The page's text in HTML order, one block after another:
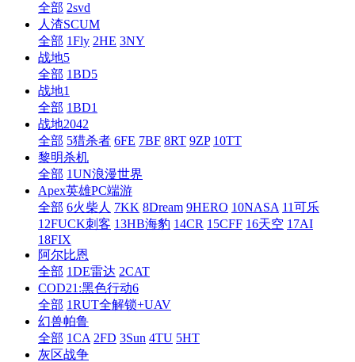
全部 2svd
人渣SCUM
全部 1Fly 2HE 3NY
战地5
全部 1BD5
战地1
全部 1BD1
战地2042
全部 5猎杀者 6FE 7BF 8RT 9ZP 10TT
黎明杀机
全部 1UN浪漫世界
Apex英雄PC端游
全部 6火柴人 7KK 8Dream 9HERO 10NASA 11可乐
12FUCK刺客 13HB海豹 14CR 15CFF 16天空 17AI
18FIX
阿尔比恩
全部 1DE雷达 2CAT
COD21:黑色行动6
全部 1RUT全解锁+UAV
幻兽帕鲁
全部 1CA 2FD 3Sun 4TU 5HT
灰区战争